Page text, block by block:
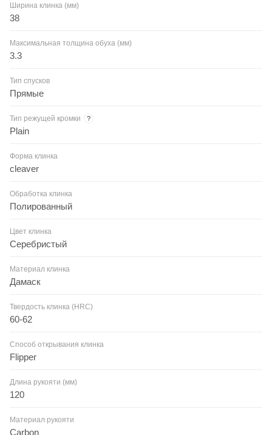
Ширина клинка (мм)
38
Максимальная толщина обуха (мм)
3.3
Тип спусков
Прямые
Тип режущей кромки ?
Plain
Форма клинка
cleaver
Обработка клинка
Полированный
Цвет клинка
Серебристый
Материал клинка
Дамаск
Твердость клинка (HRC)
60-62
Способ открывания клинка
Flipper
Длина рукояти (мм)
120
Материал рукояти
Carbon